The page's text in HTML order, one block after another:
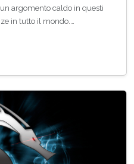
argomento caldo in questi
in tutto il mondo.…